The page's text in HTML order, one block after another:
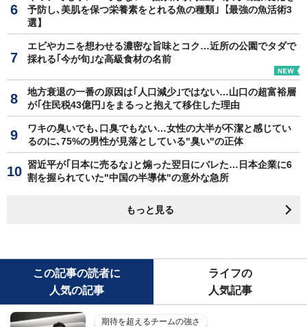
予防し､美肌を保つ栄養素をとれる魚の種類｣【最強の魚活術3
選】
エビやカニを想わせる濃密な旨味とコク…近所の公園でタダで
採れる｢今が旬｣な高級食材の名前
地方衰退の一番の原因は｢人口減少｣ではない…山口の超富裕層
が｢住民税43億円｣をまるっと抱えて移住した理由
ワキの臭いでも､口臭でもない…女性の大半が不潔と感じてい
るのに､75%の男性が見落としている"臭い"の正体
習近平が｢日本に売るな｣と煽った翌日にバレた…日本企業に6
割を握られていた"中国の半導体"の意外な急所
もっと見る
この記事の読者に
人気の記事
ライフの
人気記事
期待を超えるチームの強さ